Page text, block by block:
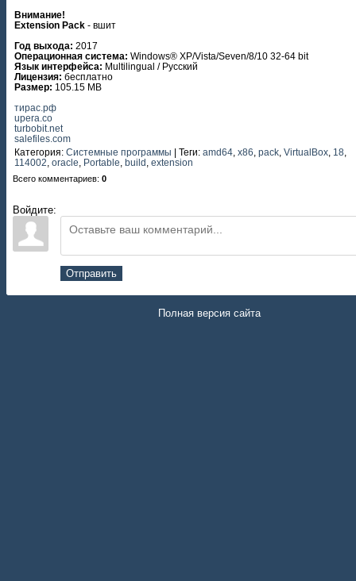
Внимание!
Extension Pack - вшит
Год выхода: 2017
Операционная система: Windows® XP/Vista/Seven/8/10 32-64 bit
Язык интерфейса: Multilingual / Русский
Лицензия: бесплатно
Размер: 105.15 MB
тирас.рф
upera.co
turbobit.net
salefiles.com
Категория: Системные программы | Теги: amd64 x86 pack VirtualBox 18
114002 oracle Portable build extension
Всего комментариев: 0
Войдите:
Отправить
Полная версия сайта